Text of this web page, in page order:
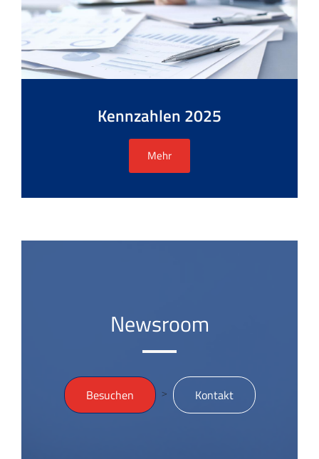
Kennzahlen 2025
Mehr
Newsroom
Besuchen > Kontakt